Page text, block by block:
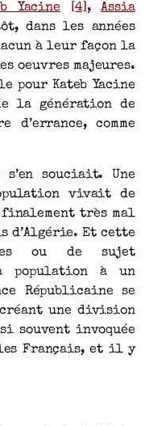
Yacine [4],Assia
dans les années
à leur façon la
oeuvres majeures.
pour Kateb Yacine
la génération de
d’errance, comme
s’en souciait. Une
vivait de
très mal
d’Algérie. Et cette
ou de sujet
population à un
Républicaine se
une division
souvent invoquée
Français, et il y